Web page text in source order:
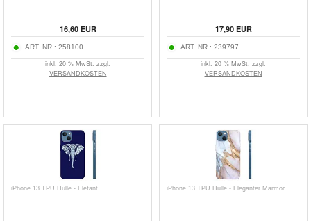
16,60EUR
ART. NR.: 258100
inkl. 20 % MwSt. zzgl.
VERSANDKOSTEN
17,90EUR
ART. NR.: 239797
inkl. 20 % MwSt. zzgl.
VERSANDKOSTEN
iPhone 13 TPU Hülle - Elefant iPhone 13 TPU Hülle - Eleganter Marmor